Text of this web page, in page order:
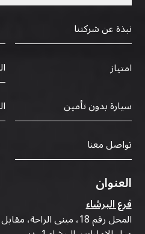
نبذة عن شركتنا
امتياز
سيارة بدون تأمين
تواصل معنا
العنوان
فرع البرشاء
المحل رقم 18، مبنى